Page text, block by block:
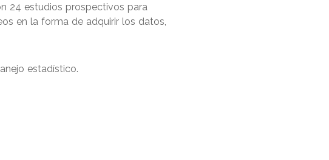
24 estudios prospectivos para
en la forma de adquirir los datos,
estadístico.